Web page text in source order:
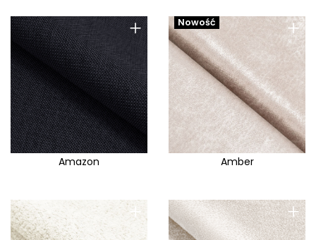
+
Amazon
+
Nowość
Amber
+ +